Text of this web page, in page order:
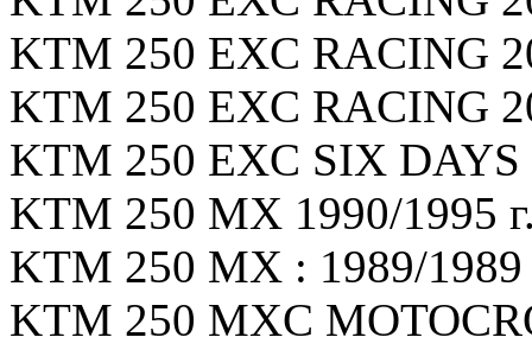
KTM 250 EXC RACING
KTM 250 EXC RACING
KTM 250 EXC SIX DAYS
KTM 250 MX 1990/1995
KTM 250 MX : 1989/1989
KTM 250 MXC